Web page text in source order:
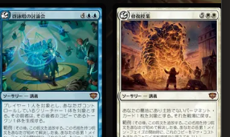
谺(こだま)詠(えい)唱(しょう)の討(とう)論(ろん)会(かい)
修(しゅう)復(ふく)授(じゅ)業(ぎ